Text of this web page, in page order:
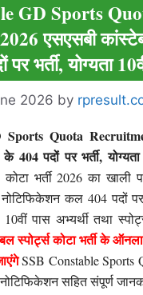
GD Sports
एसएसबी
भर्ती, योग्यता
2026 by
Sports Quota
404 पदों पर भर्ती,
भर्ती 2026 का खाली
नोटिफिकेशन कल 404 पदों
पास अभ्यर्थी तथा
स्पोर्ट्स कोटा भर्ती के
SSB Constable Sports
सहित संपूर्ण